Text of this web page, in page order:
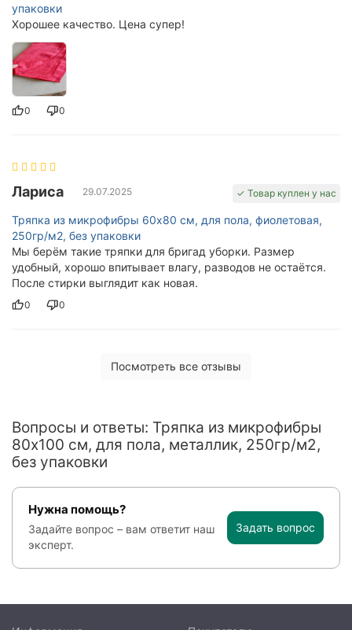
упаковки
Хорошее качество. Цена супер!
0 0
Лариса 29.07.2025 ✓ Товар куплен у нас
Тряпка из микрофибры 60x80 см, для пола, фиолетовая,
250гр/м2, без упаковки
Мы берём такие тряпки для бригад уборки. Размер
удобный, хорошо впитывает влагу, разводов не остаётся.
После стирки выглядит как новая.
0 0
Посмотреть все отзывы
Вопросы и ответы: Тряпка из микрофибры
80x100 см, для пола, металлик, 250гр/м2,
без упаковки
Нужна помощь?
Задайте вопрос – вам ответит наш
эксперт.
Задать вопрос